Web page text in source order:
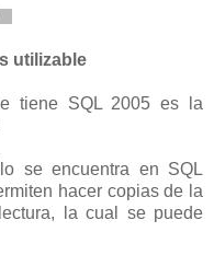
utilizable
tiene SQL 2005 es la
se encuentra en SQL
hacer copias de la
la cual se puede